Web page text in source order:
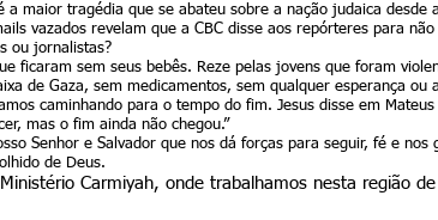
a maior tragédia que se abateu sobre a nação judaica desde
vazados revelam que a CBC disse aos repórteres para
ou jornalistas?
ficaram sem seus bebês. Reze pelas jovens que foram
de Gaza, sem medicamentos, sem qualquer esperança ou
caminhando para o tempo do fim. Jesus disse em
mas o fim ainda não chegou.”
Senhor e Salvador que nos dá forças para seguir, fé e
de Deus.
Carmiyah, onde trabalhamos nesta região